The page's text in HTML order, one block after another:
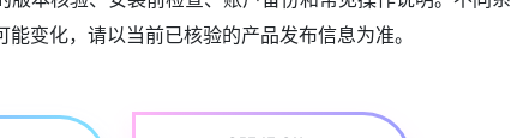
变化，请以当前已核验的产品发布信息为准。